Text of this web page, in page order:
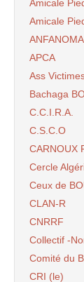
Amicale
Amicale
ANFANOMA
APCA
Ass
Bachaga
C.C.I.R.A.
C.S.C.O
CARNOUX
Cercle
Ceux de
CLAN-R
CNRRF
Collectif -
Comité du
CRI (le)